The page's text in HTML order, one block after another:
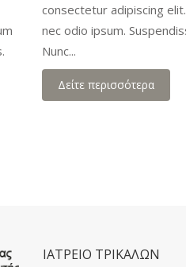
consectetur adipiscing
nec odio ipsum.
Nunc...
Δείτε περισσότερα
ΙΑΤΡΕΙΟ ΤΡΙΚΑΛΩΝ